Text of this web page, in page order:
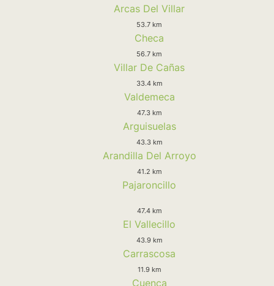
Arcas Del Villar
53.7 km
Checa
56.7 km
Villar De Cañas
33.4 km
Valdemeca
47.3 km
Arguisuelas
43.3 km
Arandilla Del Arroyo
41.2 km
Pajaroncillo
47.4 km
El Vallecillo
43.9 km
Carrascosa
11.9 km
Cuenca